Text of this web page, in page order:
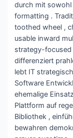
durch mit sowohl
formatting .
toothed wheel ,
usable inward
strategy-focused
differenziert
lebt IT
Software
ehemalige
Plattform auf
Bibliothek ,
bewahren